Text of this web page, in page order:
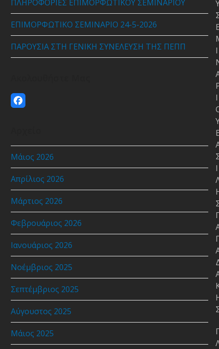
ΠΛΗΡΟΦΟΡΙΕΣ ΕΠΙΜΟΡΦΩΤΙΚΟΥ ΣΕΜΙΝΑΡΙΟΥ
ΕΠΙΜΟΡΦΩΤΙΚΟ ΣΕΜΙΝΑΡΙΟ 24-5-2026
ΠΑΡΟΥΣΙΑ ΣΤΗ ΓΕΝΙΚΗ ΣΥΝΕΛΕΥΣΗ ΤΗΣ ΠΕΠΠ
Facebook
Μάιος 2026
Απρίλιος 2026
Μάρτιος 2026
Φεβρουάριος 2026
Ιανουάριος 2026
Νοέμβριος 2025
Σεπτέμβριος 2025
Αύγουστος 2025
Μάιος 2025
Ι
Ι
Ι